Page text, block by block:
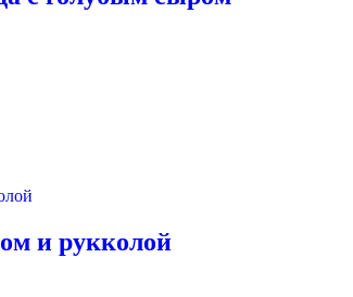
и рукколой